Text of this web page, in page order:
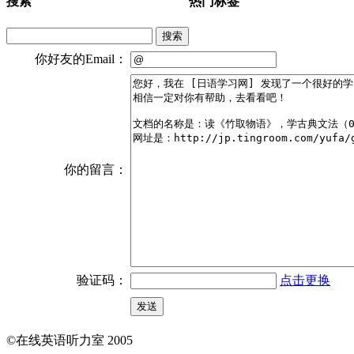
搜索
你好友的Email：
你的留言：
验证码： 点击更换
©在线英语听力室 2005